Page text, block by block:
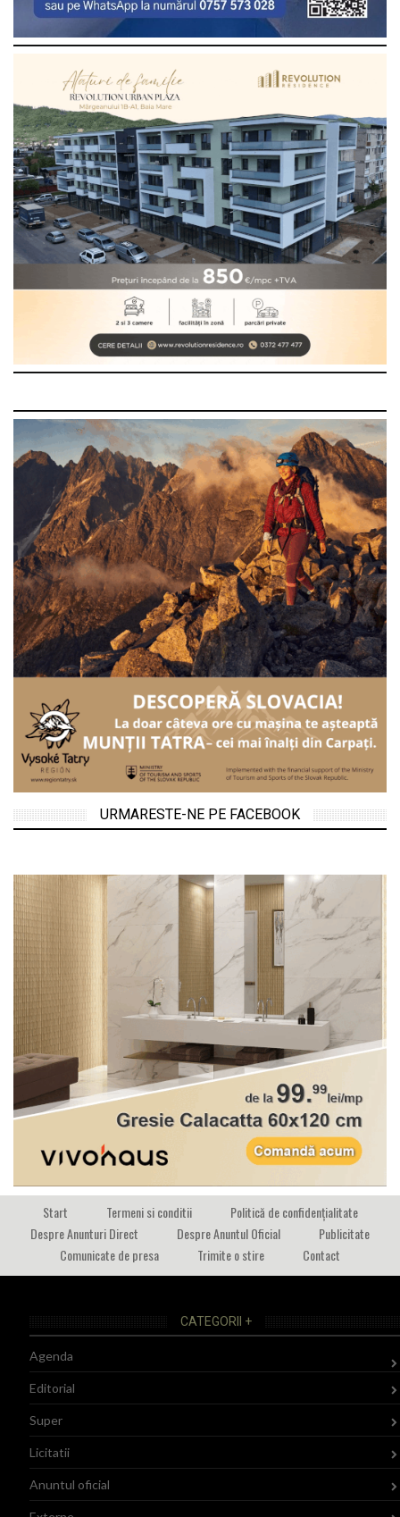
URMARESTE-NE PE FACEBOOK
Start Termeni si conditii
Politică de confidențialitate
Despre Anunturi Direct
Despre Anuntul Oficial
Publicitate
Comunicate de presa
Trimite o stire Contact
CATEGORII +
Agenda
Editorial
Super
Licitatii
Anuntul oficial